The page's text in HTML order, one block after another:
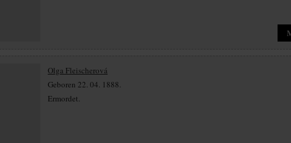
Olga Fleischerová
Geboren 22. 04. 1888.
Ermordet.